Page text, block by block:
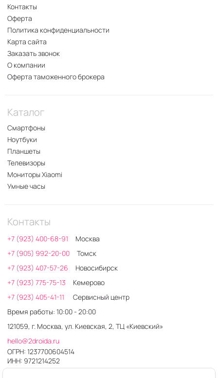
Контакты
Оферта
Политика конфиденциальности
Карта сайта
Заказать звонок
О компании
Оферта таможенного брокера
Каталог
Смартфоны
Ноутбуки
Планшеты
Телевизоры
Мониторы Xiaomi
Умные часы
Контакты
+7 (923) 400-68-91
Москва
+7 (905) 992-20-00
Томск
+7 (923) 407-57-26
Новосибирск
+7 (923) 775-75-13
Кемерово
+7 (923) 405-41-11
Сервисный центр
Время работы: 10:00 - 20:00
121059, г. Москва, ул. Киевская, 2, ТЦ «Киевский»
hello@2droida.ru
ОГРН: 1237700604514
ИНН: 9721214252